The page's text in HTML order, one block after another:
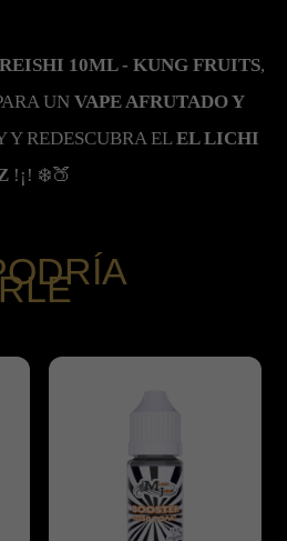
REISHI 10ML - KUNG FRUITS,
UN VAPE AFRUTADO Y
Y REDESCUBRA ELEL LICHI
!¡! ❄️🍑